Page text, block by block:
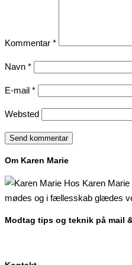
Kommentar *
Navn *
E-mail *
Websted
Om Karen Marie
Hos Karen
mødes og i fællesskab glædes
Modtag tips og teknik på mail